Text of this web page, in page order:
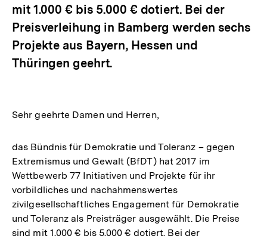
mit 1.000 € bis 5.000 € dotiert. Bei der
Preisverleihung in Bamberg werden sechs
Projekte aus Bayern, Hessen und
Thüringen geehrt.
Sehr geehrte Damen und Herren,
das Bündnis für Demokratie und Toleranz – gegen
Extremismus und Gewalt (BfDT) hat 2017 im
Wettbewerb 77 Initiativen und Projekte für ihr
vorbildliches und nachahmenswertes
zivilgesellschaftliches Engagement für Demokratie
und Toleranz als Preisträger ausgewählt. Die Preise
sind mit 1.000 € bis 5.000 € dotiert. Bei der